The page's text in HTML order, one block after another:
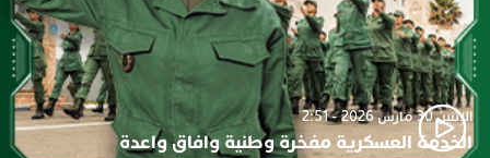
الإثنين 30 مارس 2026 - 2:51
الخدمة العسكرية مفخرة وطنية وافاق واعدة